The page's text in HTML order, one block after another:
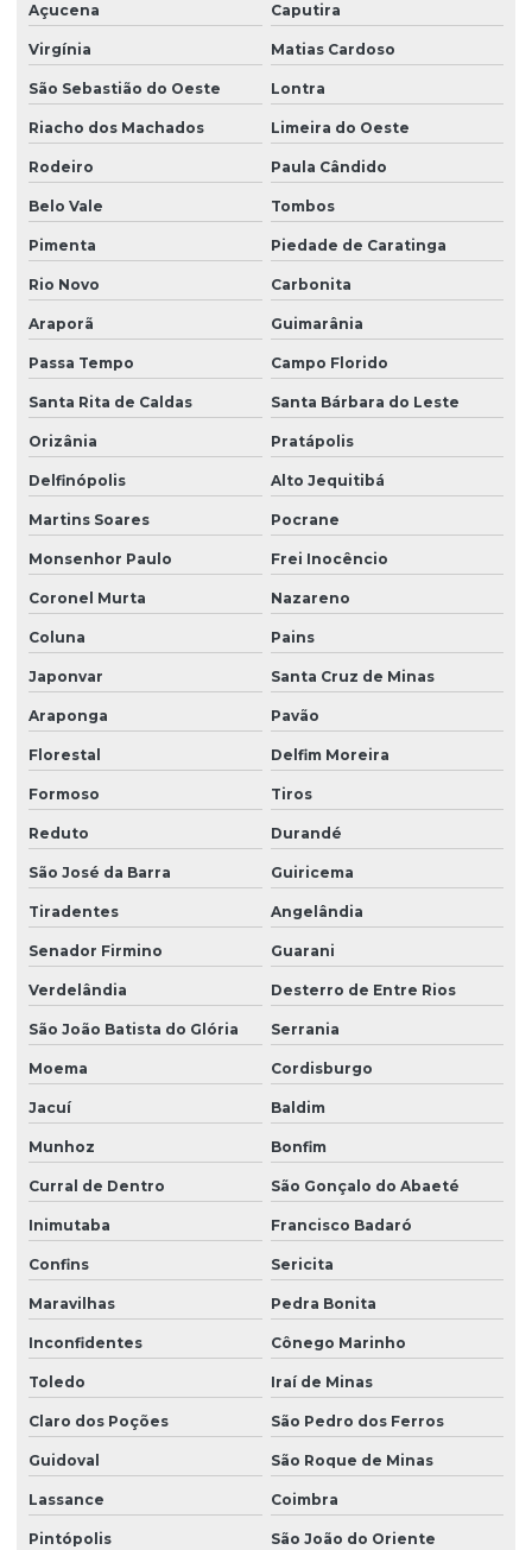
Açucena Caputira
Virgínia Matias Cardoso
São Sebastião do Oeste Lontra
Riacho dos Machados Limeira do Oeste
Rodeiro Paula Cândido
Belo Vale Tombos
Pimenta Piedade de Caratinga
Rio Novo Carbonita
Araporã Guimarânia
Passa Tempo Campo Florido
Santa Rita de Caldas Santa Bárbara do Leste
Orizânia Pratápolis
Delfinópolis Alto Jequitibá
Martins Soares Pocrane
Monsenhor Paulo Frei Inocêncio
Coronel Murta Nazareno
Coluna Pains
Japonvar Santa Cruz de Minas
Araponga Pavão
Florestal Delfim Moreira
Formoso Tiros
Reduto Durandé
São José da Barra Guiricema
Tiradentes Angelândia
Senador Firmino Guarani
Verdelândia Desterro de Entre Rios
São João Batista do Glória Serrania
Moema Cordisburgo
Jacuí Baldim
Munhoz Bonfim
Curral de Dentro São Gonçalo do Abaeté
Inimutaba Francisco Badaró
Confins Sericita
Maravilhas Pedra Bonita
Inconfidentes Cônego Marinho
Toledo Iraí de Minas
Claro dos Poções São Pedro dos Ferros
Guidoval São Roque de Minas
Lassance Coimbra
Pintópolis São João do Oriente